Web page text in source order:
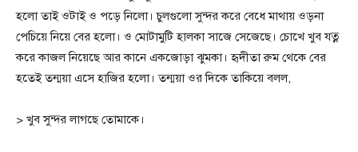
হলো তাই ওটাই ও পড়ে নিলো। চুলগুলো সুন্দর করে বেধে মাথায় ওড়না
পেচিয়ে নিয়ে বের হলো। ও মোটামুটি হালকা সাজে সেজেছে। চোখে খুব যত্ন
করে কাজল নিয়েছে আর কানে একজোড়া ঝুমকা। হৃদীতা রুম থেকে বের
হতেই তন্ময়া এসে হাজির হলো। তন্ময়া ওর দিকে তাকিয়ে বলল,
> খুব সুন্দর লাগছে তোমাকে।